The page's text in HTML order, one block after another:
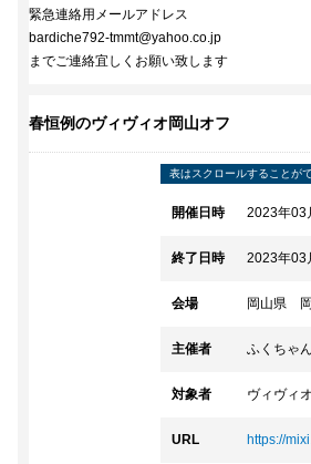
緊急連絡用メールアドレス
bardiche792-tmmt@yahoo.co.jp
までご連絡宜しくお願い致します
春恒例のヴィヴィオ岡山オフ
開催日時 2023年03
終了日時 2023年03
会場 岡山県 岡
主催者 ふくちゃ
対象者 ヴィヴィ
URL https://